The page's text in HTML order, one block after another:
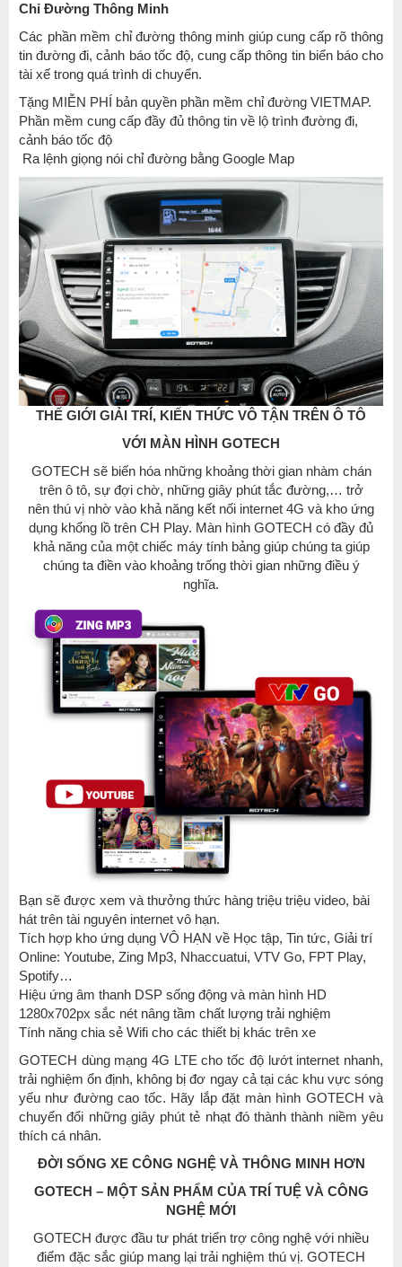
Chỉ Đường Thông Minh
Các phần mềm chỉ đường thông minh giúp cung cấp rõ thông
tin đường đi, cảnh báo tốc độ, cung cấp thông tin biển báo cho
tài xế trong quá trình di chuyển.
Tặng MIỄN PHÍ bản quyền phần mềm chỉ đường VIETMAP.
Phần mềm cung cấp đầy đủ thông tin về lộ trình đường đi,
cảnh báo tốc độ
Ra lệnh giọng nói chỉ đường bằng Google Map
THẾ GIỚI GIẢI TRÍ, KIẾN THỨC VÔ TẬN TRÊN Ô TÔ
VỚI MÀN HÌNH GOTECH
GOTECH sẽ biến hóa những khoảng thời gian nhàm chán
trên ô tô, sự đợi chờ, những giây phút tắc đường,… trở
nên thú vị nhờ vào khả năng kết nối internet 4G và kho ứng
dụng khổng lồ trên CH Play. Màn hình GOTECH có đầy đủ
khả năng của một chiếc máy tính bảng giúp chúng ta giúp
chúng ta điền vào khoảng trống thời gian những điều ý
nghĩa.
Bạn sẽ được xem và thưởng thức hàng triệu triệu video, bài
hát trên tài nguyên internet vô hạn.
Tích hợp kho ứng dụng VÔ HẠN về Học tập, Tin tức, Giải trí
Online: Youtube, Zing Mp3, Nhaccuatui, VTV Go, FPT Play,
Spotify…
Hiệu ứng âm thanh DSP sống động và màn hình HD
1280x702px sắc nét nâng tầm chất lượng trải nghiệm
Tính năng chia sẻ Wifi cho các thiết bị khác trên xe
GOTECH dùng mạng 4G LTE cho tốc độ lướt internet nhanh,
trải nghiệm ổn định, không bị đơ ngay cả tại các khu vực sóng
yếu như đường cao tốc. Hãy lắp đặt màn hình GOTECH và
chuyển đổi những giây phút tẻ nhạt đó thành thành niềm yêu
thích cá nhân.
ĐỜI SỐNG XE CÔNG NGHỆ VÀ THÔNG MINH HƠN
GOTECH – MỘT SẢN PHẨM CỦA TRÍ TUỆ VÀ CÔNG
NGHỆ MỚI
GOTECH được đầu tư phát triển trợ công nghệ với nhiều
điểm đặc sắc giúp mang lại trải nghiệm thú vị. GOTECH